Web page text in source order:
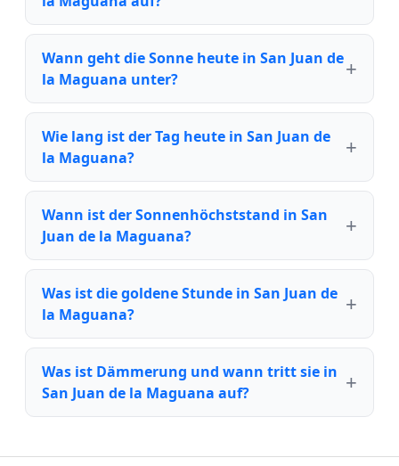
Wann geht die Sonne heute in San Juan de
la Maguana unter?
Wie lang ist der Tag heute in San Juan de
la Maguana?
Wann ist der Sonnenhöchststand in San
Juan de la Maguana?
Was ist die goldene Stunde in San Juan de
la Maguana?
Was ist Dämmerung und wann tritt sie in
San Juan de la Maguana auf?